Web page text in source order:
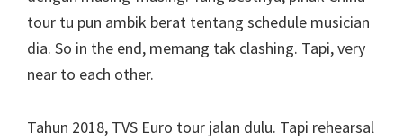
tour tu pun ambik berat tentang schedule musician
dia. So in the end, memang tak clashing. Tapi, very
near to each other.
Tahun 2018, TVS Euro tour jalan dulu. Tapi rehearsal